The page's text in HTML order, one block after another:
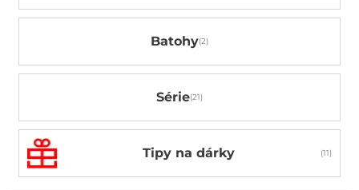
Batohy
Série
Tipy na dárky